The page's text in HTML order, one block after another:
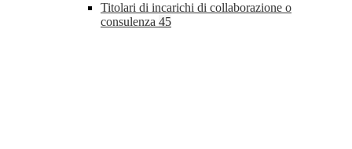
Titolari di incarichi di collaborazione o
consulenza 45